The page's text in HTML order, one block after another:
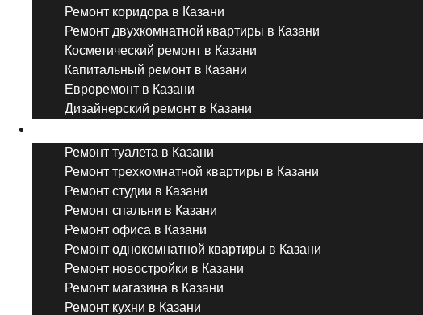
Ремонт коридора в Казани
Ремонт двухкомнатной квартиры в Казани
Косметический ремонт в Казани
Капитальный ремонт в Казани
Евроремонт в Казани
Дизайнерский ремонт в Казани
Ремонт туалета в Казани
Ремонт трехкомнатной квартиры в Казани
Ремонт студии в Казани
Ремонт спальни в Казани
Ремонт офиса в Казани
Ремонт однокомнатной квартиры в Казани
Ремонт новостройки в Казани
Ремонт магазина в Казани
Ремонт кухни в Казани